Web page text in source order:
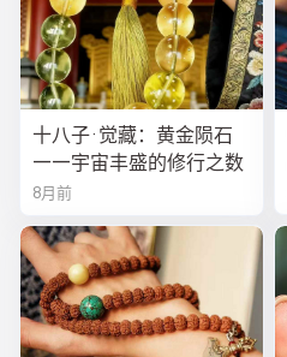
十八子·觉藏：黄金陨石
——宇宙丰盛的修行之数
8月前